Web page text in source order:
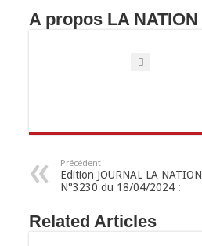
A propos LA NATION
Précédent
Edition JOURNAL LA NATION
N°3230 du 18/04/2024 :
Related Articles